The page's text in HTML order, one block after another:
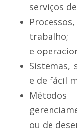
serviços
e
Sistemas,
e de fácil
Métodos
ou de